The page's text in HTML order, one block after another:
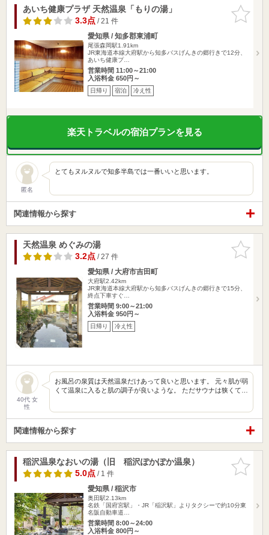
お気に入
りに追加
あいち健康プラザ 天然温泉「もりの湯」
3.3点/ 21 件
愛知県 / 知多郡東浦町
尾張森岡駅1.91km
JR東海道本線大府駅から知多バスげんきの郷行きで12分、
あいち健康プ…
営業時間 11:00～21:00
入浴料金 650円～
日帰り 宿泊 冷え性
楽天トラベルの宿泊プランを見る
匿名
とてもヌルヌルで知多半島では一番いいと思います。
関連情報から探す
お気に入
りに追加
天然温泉 めぐみの湯
3.2点/ 27 件
愛知県 / 大府市吉田町
大府駅2.42km
JR東海道本線大府駅から知多バスげんきの郷行きで15分、
終点下車すぐ…
営業時間 9:00～21:00
入浴料金 950円～
日帰り 冷え性
40代 女
性
お風呂の泉質は天然温泉だけあって良いと思います。 元々肌が弱
くて温泉に入ると肌の調子が良いような。 ただサウナは狭くて…
関連情報から探す
お気に入
りに追加
稲沢温泉なおいの湯（旧 稲沢ぽかぽか温泉）
5.0点/ 1 件
愛知県 / 稲沢市
奥田駅2.13km
名鉄「国府宮駅」・JR「稲沢駅」よりタクシーで約10分東
名阪自動車道…
営業時間 8:00～24:00
入浴料金 800円～